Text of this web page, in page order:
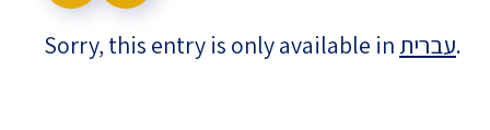
Israel-China Relations
Sorry, this entry is only available inעברית.